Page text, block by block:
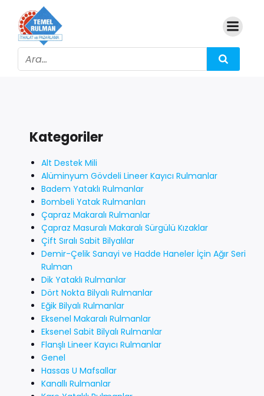
Kategoriler
Alt Destek Mili
Alüminyum Gövdeli Lineer Kayıcı Rulmanlar
Badem Yataklı Rulmanlar
Bombeli Yatak Rulmanları
Çapraz Makaralı Rulmanlar
Çapraz Masuralı Makaralı Sürgülü Kızaklar
Çift Sıralı Sabit Bilyalılar
Demir-Çelik Sanayi ve Hadde Haneler İçin Ağır Seri
Rulman
Dik Yataklı Rulmanlar
Dört Nokta Bilyalı Rulmanlar
Eğik Bilyalı Rulmanlar
Eksenel Makaralı Rulmanlar
Eksenel Sabit Bilyalı Rulmanlar
Flanşlı Lineer Kayıcı Rulmanlar
Genel
Hassas U Mafsallar
Kanallı Rulmanlar